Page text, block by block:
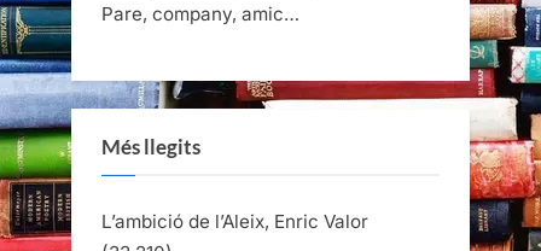
Pare, company, amic…
Més llegits
L’ambició de l’Aleix, Enric Valor